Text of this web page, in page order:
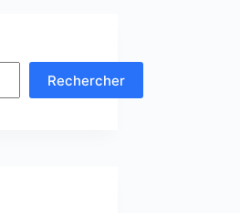
Rechercher